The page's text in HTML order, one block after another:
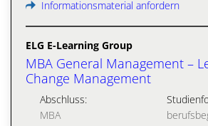
Informationsmaterial anfordern
ELG E-Learning Group
MBA General Management –
Change Management
Abschluss:
MBA